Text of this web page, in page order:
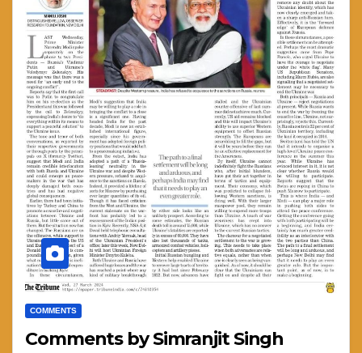
COMMENTS
Comments by Simranjit Singh